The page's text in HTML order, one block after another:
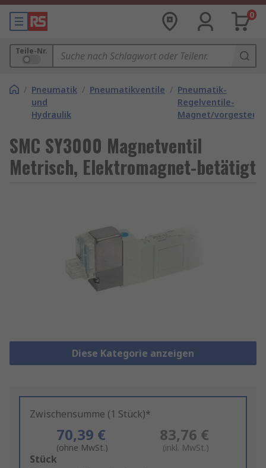
0
Teile-Nr.
/ Pneumatik
und
Hydraulik
/ Pneumatikventile / Pneumatik-
Regelventile-
Magnet/
SMC SY3000 Magnetventil
Metrisch, Elektromagnet-betätigt
Diese Kategorie anzeigen
Zwischensumme (1 Stück)*
70,39 €
(ohne MwSt.)
83,76 €
(inkl. MwSt.)
Add
Stück